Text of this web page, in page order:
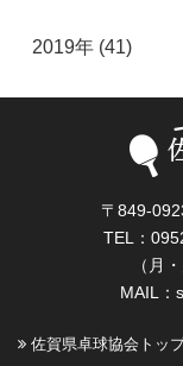
2019年 (41)
〒849-
TEL：
（月
MAIL：
佐賀県卓球協会トッ